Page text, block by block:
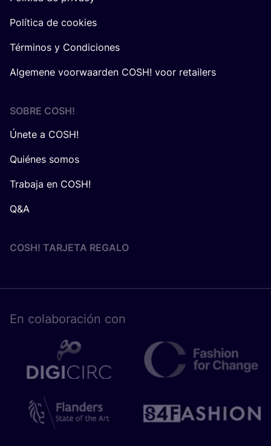
Política de cookies
Términos y Condiciones
Algemene voorwaarden COSH! voor retailers
SOBRE COSH!
Únete a COSH!
Quiénes somos
Trabaja en COSH!
Q&A
COSH! TARJETA REGALO
En cola­bo­ra­ción con